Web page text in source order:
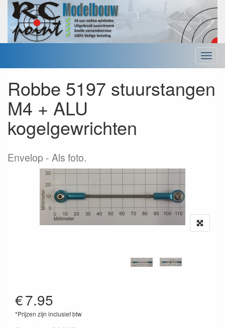
Menu
Robbe 5197 stuurstangen
M4 + ALU
kogelgewrichten
Envelop Als foto.
€7.95
*Prijzen zijn inclusief btw